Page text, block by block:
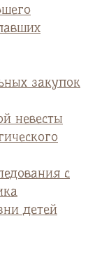
закупок
невесты
с
детей